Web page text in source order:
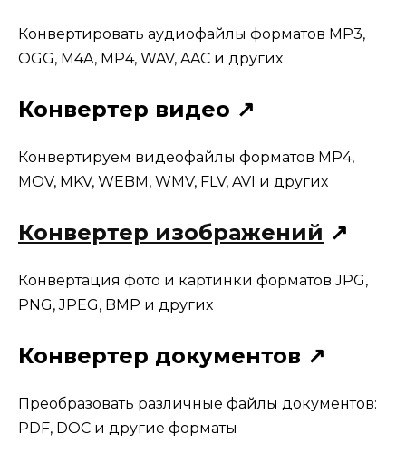
Конвертировать аудиофайлы форматов MP3,
OGG, M4A, MP4, WAV, AAC и других
Конвертер видео ↗
Конвертируем видеофайлы форматов MP4,
MOV, MKV, WEBM, WMV, FLV, AVI и других
Конвертер изображений ↗
Конвертация фото и картинки форматов JPG,
PNG, JPEG, BMP и других
Конвертер документов ↗
Преобразовать различные файлы документов:
PDF, DOC и другие форматы